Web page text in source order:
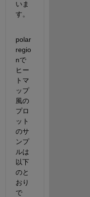
いま
す。
polar
regio
nで
ヒー
トマ
ップ
風の
プロ
ット
のサ
ンプ
ルは
以下
のと
おり
で